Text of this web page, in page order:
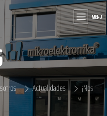
MENU
Actualidades
¡Nos